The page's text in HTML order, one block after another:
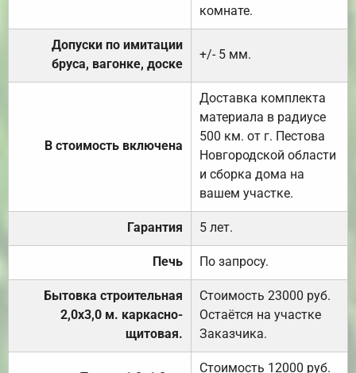
комнате.
Допуски по имитации
бруса, вагонке, доске
+/- 5 мм.
В стоимость включена
Доставка комплекта
материала в радиусе
500 км. от г. Пестова
Новгородской области
и сборка дома на
вашем участке.
Гарантия 5 лет.
Печь По запросу.
Бытовка строительная
2,0х3,0 м. каркасно-
щитовая.
Стоимость 23000 руб.
Остаётся на участке
Заказчика.
Стоимость 12000 руб.